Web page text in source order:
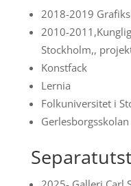
2018-2019
2010-
Stockholm,,
Konstfack
Lernia
Folkuniversitet i
Gerlesborgsskolan